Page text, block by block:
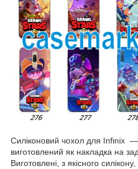
Силіконовий чохол для Infinix —
виготовлений як накладка на
Виготовлені, з якісного